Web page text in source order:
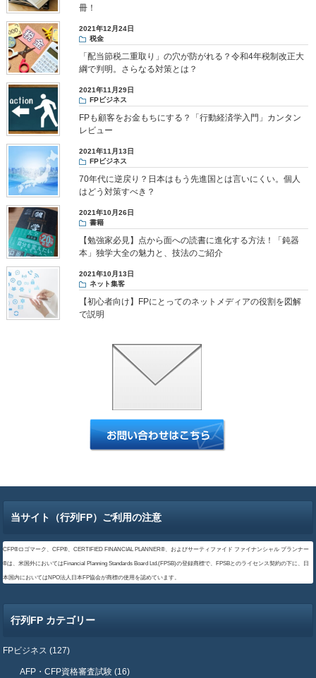
冊！
2021年12月24日
税金
「配当節税二重取り」の穴が防がれる？令和4年税制改正大
綱で判明。さらなる対策とは？
2021年11月29日
FPビジネス
FPも顧客をお金もちにする？「行動経済学入門」カンタン
レビュー
2021年11月13日
FPビジネス
70年代に逆戻り？日本はもう先進国とは言いにくい。個人
はどう対策すべき？
2021年10月26日
書籍
【勉強家必見】点から面への読書に進化する方法！「鈍器
本」独学大全の魅力と、技法のご紹介
2021年10月13日
ネット集客
【初心者向け】FPにとってのネットメディアの役割を図解
で説明
当サイト（行列FP）ご利用の注意
CFP®ロゴマーク、CFP®、CERTIFIED FINANCIAL PLANNER®、およびサーティファイド ファイナンシャル プランナー
®は、米国外においてはFinancial Planning Standards Board Ltd.(FPSB)の登録商標で、FPSBとのライセンス契約の下に、日
本国内においてはNPO法人日本FP協会が商標の使用を認めています。
行列FP カテゴリー
FPビジネス (127)
AFP・CFP資格審査試験 (16)